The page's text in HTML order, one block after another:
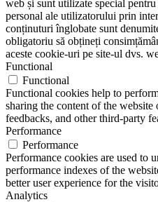
web și sunt utilizate special
personal ale utilizatorului prin
conținuturi înglobate sunt
obligatoriu să obțineți
aceste cookie-uri pe site-ul dvs.
Functional
Functional
Functional cookies help to
sharing the content of the
feedbacks, and other third-party
Performance
Performance
Performance cookies are used to
performance indexes of the
better user experience for the
Analytics